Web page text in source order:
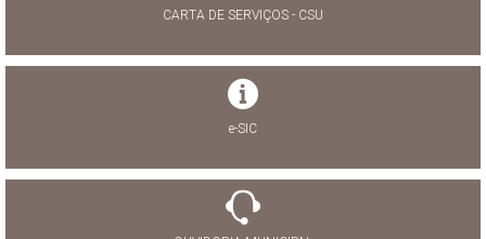
CARTA DE SERVIÇOS - CSU
e-SIC